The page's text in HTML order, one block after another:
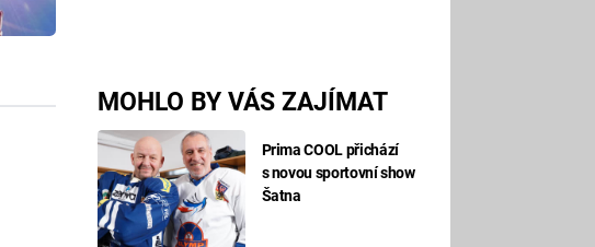
MOHLO BY VÁS ZAJÍMAT
Prima COOL přichází
s novou sportovní show
Šatna